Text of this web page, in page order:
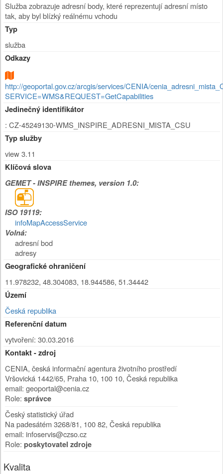
Služba zobrazuje adresní body, které reprezentují adresní místo
tak, aby byl blízký reálnému vchodu
Typ
služba
Odkazy
http://geoportal.gov.cz/arcgis/services/CENIA/
SERVICE=WMS&REQUEST=GetCapabilities
Jedinečný identifikátor
: CZ-45249130-WMS_INSPIRE_ADRESNI_MISTA_CSU
Typ služby
view 3.11
Klíčová slova
GEMET - INSPIRE themes, version 1.0:
ISO 19119:
infoMapAccessService
Volná:
adresní bod
adresy
Geografické ohraničení
11.978232, 48.304083, 18.944586, 51.34442
Území
Česká republika
Referenční datum
vytvoření: 30.03.2016
Kontakt - zdroj
CENIA, česká informační agentura životního prostředí
Vršovická 1442/65, Praha 10, 100 10, Česká republika
email: geoportal@cenia.cz
Role: správce
Český statistický úřad
Na padesátém 3268/81, 100 82, Česká republika
email: infoservis@czso.cz
Role: poskytovatel zdroje
Kvalita